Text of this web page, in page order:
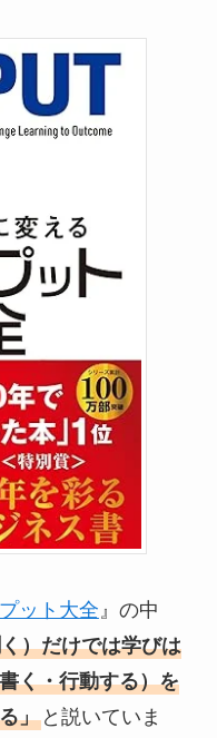
ット大全』の中
）だけでは学びは
く・行動する）を
」と説いていま